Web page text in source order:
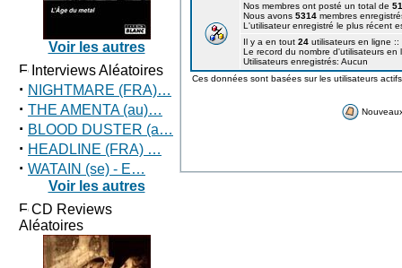
Voir les autres
Interviews Aléatoires
· NIGHTMARE (FRA)…
· THE AMENTA (au)…
· BLOOD DUSTER (a…
· HEADLINE (FRA) …
· WATAIN (se) - E…
Voir les autres
CD Reviews
Aléatoires
Nos membres ont posté un total de
Nous avons 5314 membres
L'utilisateur enregistré le plus récent
Il y a en tout 24 utilisateurs en ligne
Le record du nombre d'utilisateurs
Utilisateurs enregistrés: Aucun
Ces données sont basées sur les utilisateurs